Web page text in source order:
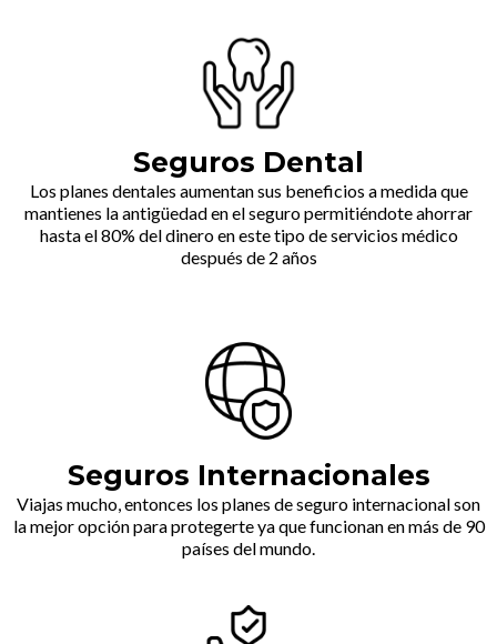
Seguros Dental
Los planes dentales aumentan sus beneficios a medida que
mantienes la antigüedad en el seguro permitiéndote ahorrar
hasta el 80% del dinero en este tipo de servicios médico
después de 2 años
Seguros Internacionales
Viajas mucho, entonces los planes de seguro internacional son
la mejor opción para protegerte ya que funcionan en más de 90
países del mundo.